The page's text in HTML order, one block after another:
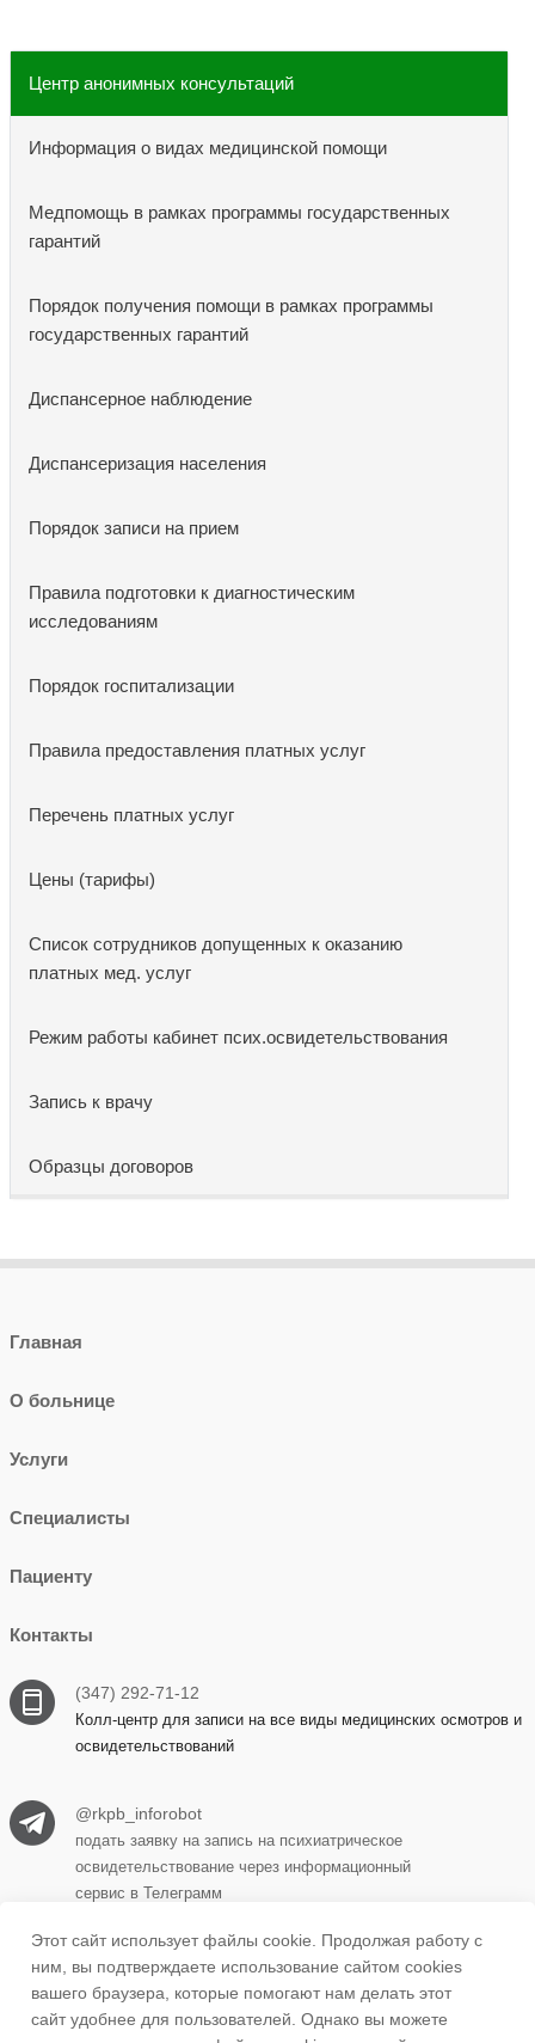
Центр анонимных консультаций
Информация о видах медицинской помощи
Медпомощь в рамках программы государственных
гарантий
Порядок получения помощи в рамках программы
государственных гарантий
Диспансерное наблюдение
Диспансеризация населения
Порядок записи на прием
Правила подготовки к диагностическим
исследованиям
Порядок госпитализации
Правила предоставления платных услуг
Перечень платных услуг
Цены (тарифы)
Список сотрудников допущенных к оказанию
платных мед. услуг
Режим работы кабинет псих.освидетельствования
Запись к врачу
Образцы договоров
Главная
О больнице
Услуги
Специалисты
Пациенту
Контакты
(347) 292-71-12
Колл-центр для записи на все виды медицинских осмотров и
освидетельствований
@rkpb_inforobot
подать заявку на запись на психиатрическое
освидетельствование через информационный
сервис в Телеграмм
450069, г. Уфа, ул. Прудная, д. 15 корпус 1
Этот сайт использует файлы cookie. Продолжая работу с
ним, вы подтверждаете использование сайтом cookies
вашего браузера, которые помогают нам делать этот
сайт удобнее для пользователей. Однако вы можете